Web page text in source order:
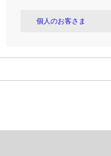
個人のお客さま